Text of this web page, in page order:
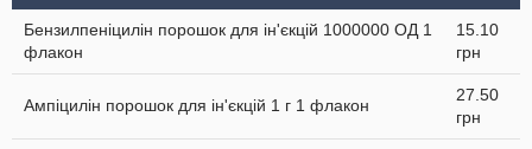
Бензилпеніцилін порошок для ін'єкцій 1000000 ОД 1
флакон
15.10
грн
Ампіцилін порошок для ін'єкцій 1 г 1 флакон
27.50
грн